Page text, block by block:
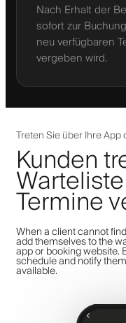
Nach Erhalt der
sofort zur
neu verfügbaren
vergeben wird.
Treten Sie über Ihre App
Kunden
Termine
When a client cannot
add themselves to the
app or booking website.
schedule and notify
available.